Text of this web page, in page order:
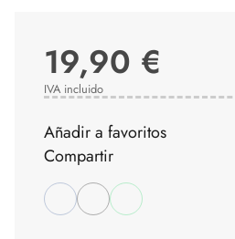
19,90 €
IVA incluido
Añadir a favoritos
Compartir